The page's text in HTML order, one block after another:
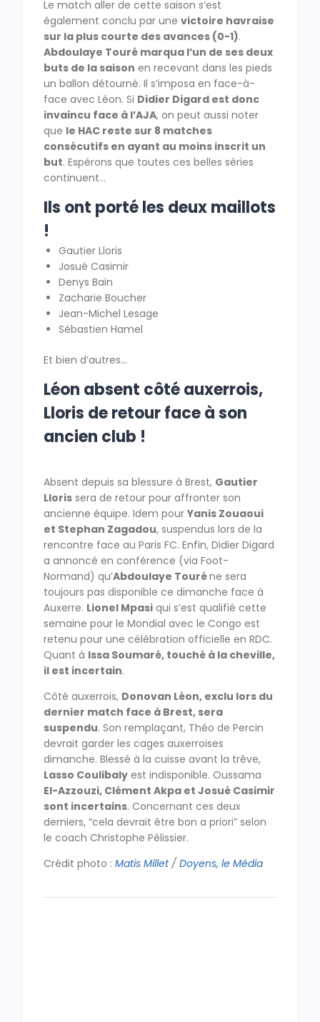
Le match aller de cette saison s’est
également conclu par une victoire havraise
sur la plus courte des avances (0-1).
Abdoulaye Touré marqua l’un de ses deux
buts de la saison en recevant dans les pieds
un ballon détourné. Il s’imposa en face-à-
face avec Léon. Si Didier Digard est donc
invaincu face à l’AJA, on peut aussi noter
que le HAC reste sur 8 matches
consécutifs en ayant au moins inscrit un
but. Espérons que toutes ces belles séries
continuent…
Ils ont porté les deux maillots
!
Gautier Lloris
Josué Casimir
Denys Bain
Zacharie Boucher
Jean-Michel Lesage
Sébastien Hamel
Et bien d’autres…
Léon absent côté auxerrois,
Lloris de retour face à son
ancien club !
Absent depuis sa blessure à Brest, Gautier
Lloris sera de retour pour affronter son
ancienne équipe. Idem pour Yanis Zouaoui
et Stephan Zagadou, suspendus lors de la
rencontre face au Paris FC. Enfin, Didier Digard
a annoncé en conférence (via Foot-
Normand) qu’Abdoulaye Touréne sera
toujours pas disponible ce dimanche face à
Auxerre. Lionel Mpasi qui s’est qualifié cette
semaine pour le Mondial avec le Congo est
retenu pour une célébration officielle en RDC.
Quant à Issa Soumaré, touché à la cheville,
il est incertain.
Côté auxerrois, Donovan Léon, exclu lors du
dernier match face à Brest, sera
suspendu. Son remplaçant, Théo de Percin
devrait garder les cages auxerroises
dimanche. Blessé à la cuisse avant la trêve,
Lasso Coulibaly est indisponible. Oussama
El-Azzouzi, Clément Akpa et Josué Casimir
sont incertains. Concernant ces deux
derniers, “cela devrait être bon a priori” selon
le coach Christophe Pélissier.
Crédit photo : Matis Millet/ Doyens, le Média